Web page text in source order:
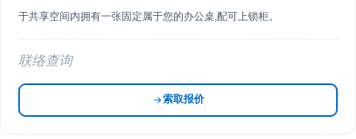
于共享空间内拥有一张固定属于您的办公桌,配可上锁柜。
联络查询
索取报价